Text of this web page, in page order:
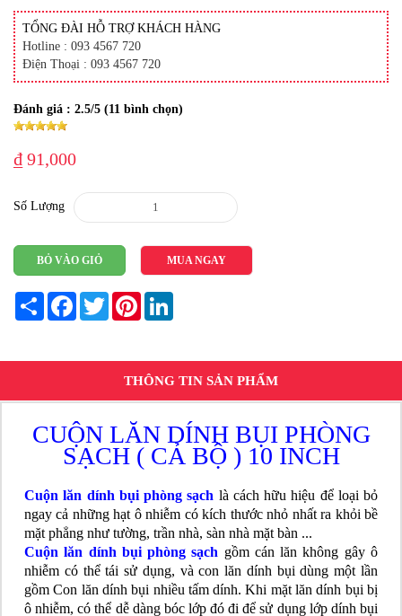
TỔNG ĐÀI HỖ TRỢ KHÁCH HÀNG
Hotline : 093 4567 720
Điện Thoại : 093 4567 720
Đánh giá : 2.5/5 (11 bình chọn)
₫ 91,000
Số Lượng
BỎ VÀO GIỎ MUA NGAY
Share FacebookTwitterPinterest
THÔNG TIN SẢN PHẨM
CUỘN LĂN DÍNH BỤI PHÒNG
SẠCH ( CẢ BỘ ) 10 INCH
Cuộn lăn dính bụi phòng sạch là cách hữu hiệu để loại bỏ
ngay cả những hạt ô nhiễm có kích thước nhỏ nhất ra khỏi bề
mặt phẳng như tường, trần nhà, sàn nhà mặt bàn ...
Cuộn lăn dính bụi phòng sạch gồm cán lăn không gây ô
nhiễm có thể tái sử dụng, và con lăn dính bụi dùng một lần
gồm Con lăn dính bụi nhiều tấm dính. Khi mặt lăn dính bụi bị
ô nhiễm, có thể dễ dàng bóc lớp đó đi để sử dụng lớp dính bụi